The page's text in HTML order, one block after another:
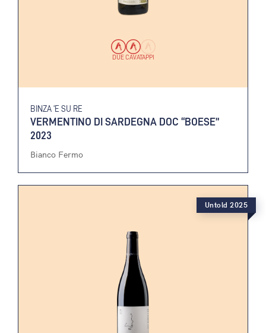
DUE CAVATAPPI
BINZA ‘E SU RE
VERMENTINO DI SARDEGNA DOC “BOESE”
2023
Bianco Fermo
Untold 2025